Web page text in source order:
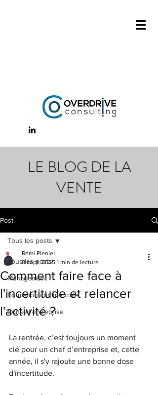
LE BLOG DE LA
VENTE
Post
Tous les posts
Management
Formation commerciale
Conseil entreprise
Tous les posts
Comment faire face à
l'incertitude et relancer
l'activité ?
Rémi Plenier
8 sept. 2025 1 min de lecture
La rentrée, c’est toujours un moment
clé pour un chef d’entreprise et, cette
année, il s'y rajoute une bonne dose
d'incertitude.